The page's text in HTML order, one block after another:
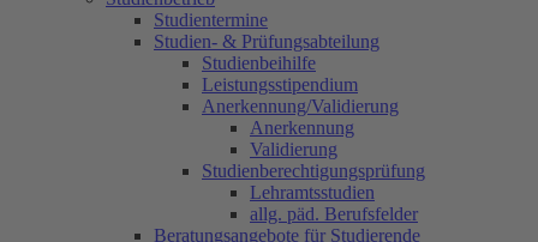
Studientermine
Studien- & Prüfungsabteilung
Studienbeihilfe
Leistungsstipendium
Anerkennung/Validierung
Anerkennung
Validierung
Studienberechtigungsprüfung
Lehramtsstudien
allg. päd. Berufsfelder
Beratungsangebote für Studierende